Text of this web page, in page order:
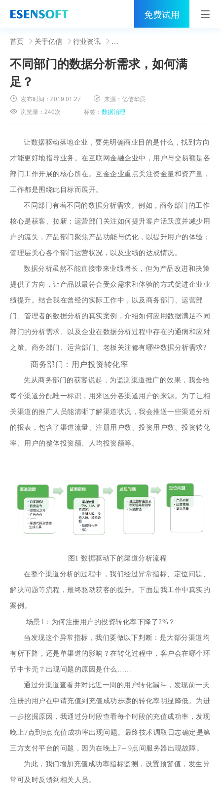
免费试用
首页
睿治
解决方案
伙伴
社区
关于亿信
400-0011-866
首页 关于亿信 行业资讯
不同部门的数据分析需求，如何满
足？
发布时间：2019.01.27 来源：亿信华辰
浏览量：240次 标签：数据治理
让数据驱动落地企业，要先明确商业目的是什么，找到方向
才能更好地指导业务。在互联网金融企业中，用户与交易额是各
部门工作开展的核心所在。互金企业重点关注资金量和资产量，
工作都是围绕此目标而展开。
不同部门有着不同的数据分析需求。例如，商务部门的工作
核心是获客、拉新；运营部门关注如何提升客户活跃度并减少用
户的流失，产品部门聚焦产品功能与优化，以提升用户的体验；
管理层关心各个部门运营状况，以及业绩的达成情况。
数据分析虽然不能直接带来业绩增长，但为产品改进和决策
提供了方向，让产品以最符合受众需求和体验的方式促进企业业
绩提升。结合我在曾经的实际工作中，以及商务部门、运营部
门、管理者的数据分析的真实案例，介绍如何应用数据满足不同
部门的分析需求、以及企业在数据分析过程中存在的通病和应对
之策。商务部门、运营部门、老板关注都有哪些数据分析需求?
商务部门：用户投资转化率
先从商务部门的获客说起，为监测渠道推广的效果，我会给
每个渠道分配唯一标识，用来区分各渠道用户的来源。为了让相
关渠道的推广人员能清晰了解渠道状况，我会推送一些渠道分析
的报表，包含了渠道流量、注册用户数、投资用户数、投资转化
率、用户的整体投资额、人均投资额等。
图1 数据驱动下的渠道分析流程
在整个渠道分析的过程中，我们经过异常指标、定位问题、
解决问题等流程，最终驱动获客的提升。下面是我工作中真实的
案例。
场景1：为何注册用户的投资转化率下降了2%？
当发现这个异常指标，我们要做以下判断：是大部分渠道均
有所下降，还是单渠道的影响？在转化过程中，客户会在哪个环
节中卡壳？出现问题的原因是什么……
通过分渠道查看并对比近一周的用户转化漏斗，发现前一天
注册的用户在申请充值到充值成功步骤的转化率明显降低。为进
一步挖掘原因，我通过分时段查看每个时段的充值成功率，发现
晚上7点到9点充值成功率出现问题。最终技术调取日志确定是第
三方支付平台的问题，因为在晚上7～9点间服务器出现故障。
为此，我们增加充值成功率指标监测，设置预警值，发生异
常可及时反馈到相关人员。